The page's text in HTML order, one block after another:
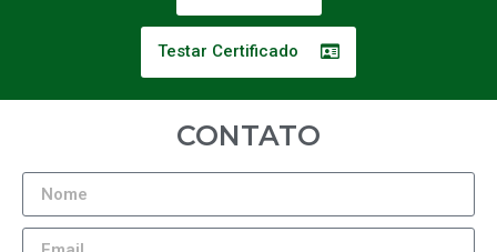
Testar Certificado
CONTATO